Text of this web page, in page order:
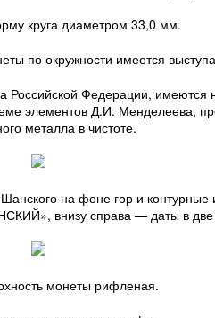
круга диаметром 33,0 мм.
по окружности имеется
Российской Федерации,
Д.И. Менделеева,
металла в чистоте.
на фоне гор и
внизу справа — даты в две
монеты рифленая.